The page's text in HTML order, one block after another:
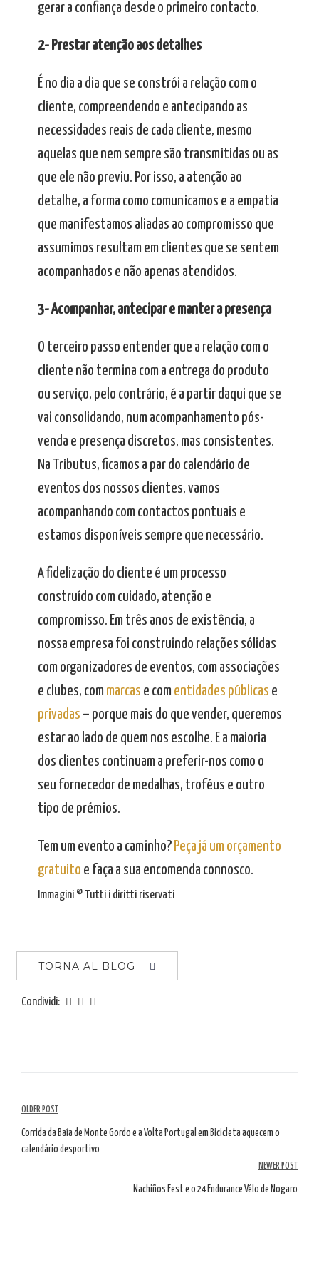
gerar a confiança desde o primeiro contacto.
2- Prestar atenção aos detalhes
É no dia a dia que se constrói a relação com o
cliente, compreendendo e antecipando as
necessidades reais de cada cliente, mesmo
aquelas que nem sempre são transmitidas ou as
que ele não previu. Por isso, a atenção ao
detalhe, a forma como comunicamos e a empatia
que manifestamos aliadas ao compromisso que
assumimos resultam em clientes que se sentem
acompanhados e não apenas atendidos.
3- Acompanhar, antecipar e manter a presença
O terceiro passo entender que a relação com o
cliente não termina com a entrega do produto
ou serviço, pelo contrário, é a partir daqui que se
vai consolidando, num acompanhamento pós-
venda e presença discretos, mas consistentes.
Na Tributus, ficamos a par do calendário de
eventos dos nossos clientes, vamos
acompanhando com contactos pontuais e
estamos disponíveis sempre que necessário.
A fidelização do cliente é um processo
construído com cuidado, atenção e
compromisso. Em três anos de existência, a
nossa empresa foi construindo relações sólidas
com organizadores de eventos, com associações
e clubes, com marcas e com entidades públicas e
privadas – porque mais do que vender, queremos
estar ao lado de quem nos escolhe. E a maioria
dos clientes continuam a preferir-nos como o
seu fornecedor de medalhas, troféus e outro
tipo de prémios.
Tem um evento a caminho? Peça já um orçamento
gratuito e faça a sua encomenda connosco.
Immagini © Tutti i diritti riservati
TORNA AL BLOG
Condividi:
Navigazione
tra
OLDER POST
Corrida da Baía de Monte Gordo e a Volta Portugal em Bicicleta aquecem o
calendário desportivo
NEWER POST
Nachiños Fest e o 24 Endurance Vélo de Nogaro